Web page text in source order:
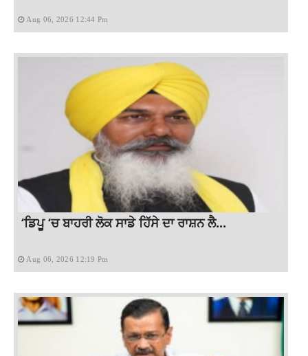
Aug 06, 2026 12:44 Pm
‘ਡਿਪੂ ‘ਚ ਬਾਹਰੀ ਲੋਕ ਸਾਡੇ ਹਿੱਸੇ ਦਾ ਰਾਸ਼ਨ ਲੈ...
Aug 06, 2026 12:19 Pm